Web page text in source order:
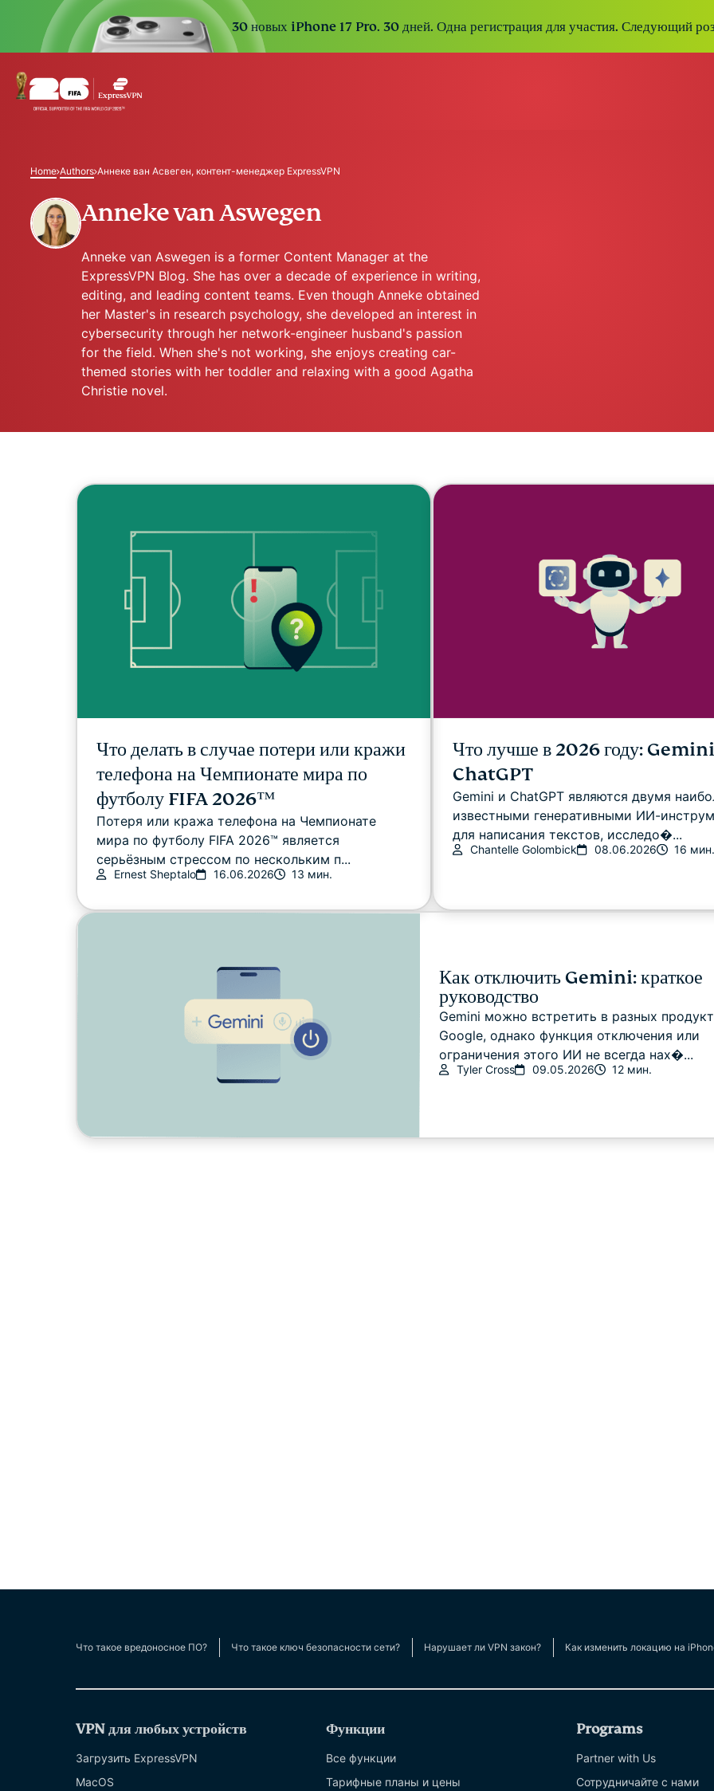
30 новых iPhone 17 Pro. 30 дней. Одна регистрация для участия. Следующий
Home Authors Аннеке ван Асвеген, контент-менеджер ExpressVPN
Anneke van Aswegen
Anneke van Aswegen is a former Content Manager at the
ExpressVPN Blog. She has over a decade of experience in writing,
editing, and leading content teams. Even though Anneke obtained
her Master's in research psychology, she developed an interest in
cybersecurity through her network-engineer husband's passion
for the field. When she's not working, she enjoys creating car-
themed stories with her toddler and relaxing with a good Agatha
Christie novel.
Что делать в случае потери или кражи
телефона на Чемпионате мира по
футболу FIFA 2026™️
Потеря или кража телефона на Чемпионате
мира по футболу FIFA 2026™️ является
серьёзным стрессом по нескольким п...
Ernest Sheptalo 16.06.2026 13 мин.
Что лучше в 2026 году:
ChatGPT
Gemini и ChatGPT являются двумя
известными генеративными ИИ-
для написания текстов, исследо�...
Chantelle Golombick 08.06.2026 16 мин.
Как отключить Gemini: краткое
руководство
Gemini можно встретить в разных
Google, однако функция отключения или
ограничения этого ИИ не всегда нах�...
Tyler Cross 09.05.2026 12 мин.
Что такое вредоносное ПО? Что такое ключ безопасности сети? Нарушает ли VPN закон? Как изменить локацию на
VPN для любых устройств
Загрузить ExpressVPN
MacOS
Функции
Все функции
Тарифные планы и цены
Programs
Partner with Us
Сотрудничайте с нами